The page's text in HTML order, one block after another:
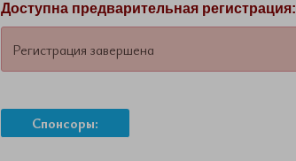
Доступна предварительная регистрация:
Регистрация завершена
Спонсоры: